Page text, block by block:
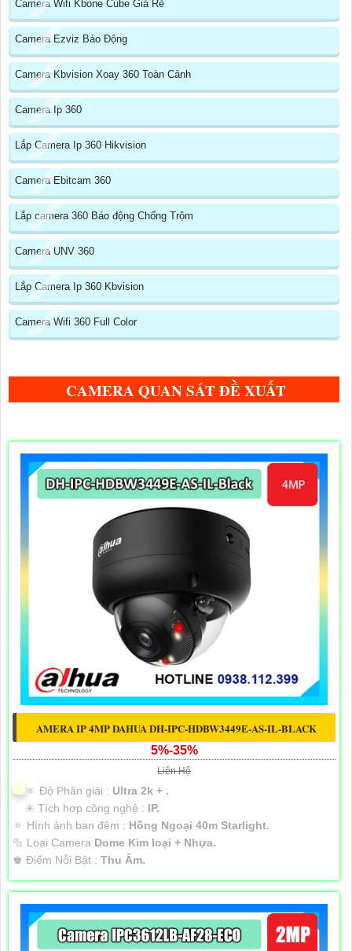
Camera Wifi Kbone Cube Giá Rẻ
Camera Ezviz Báo Động
Camera Kbvision Xoay 360 Toàn Cảnh
Camera Ip 360
Lắp Camera Ip 360 Hikvision
Camera Ebitcam 360
Lắp camera 360 Báo động Chống Trộm
Camera UNV 360
Lắp Camera Ip 360 Kbvision
Camera Wifi 360 Full Color
CAMERA QUAN SÁT ĐỀ XUẤT
AMERA IP 4MP DAHUA DH-IPC-HDBW3449E-AS-IL-BLACK
5%-35%
Liên Hệ
🔅 Độ Phân giải : Ultra 2k + .
✳️ Tích hợp công nghệ : IP.
🔅 Hình ảnh ban đêm : Hồng Ngoại 40m Starlight.
🔩 Loại Camera Dome Kim loại + Nhựa.
️♚ Điểm Nỗi Bật : Thu Âm.